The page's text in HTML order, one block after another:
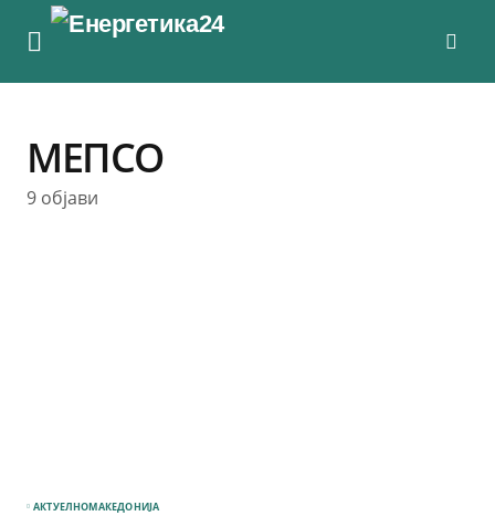
МЕПСО
9 објави
АКТУЕЛНОМАКЕДОНИЈА